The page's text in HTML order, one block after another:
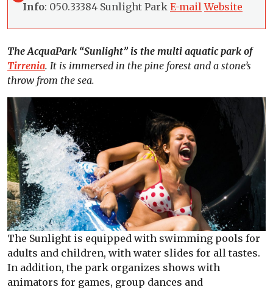
Info: 050.33384 Sunlight Park E-mail Website
The AcquaPark “Sunlight” is the multi aquatic park of
Tirrenia. It is immersed in the pine forest and a stone’s
throw from the sea.
The Sunlight is equipped with swimming pools for
adults and children, with water slides for all tastes.
In addition, the park organizes shows with
animators for games, group dances and